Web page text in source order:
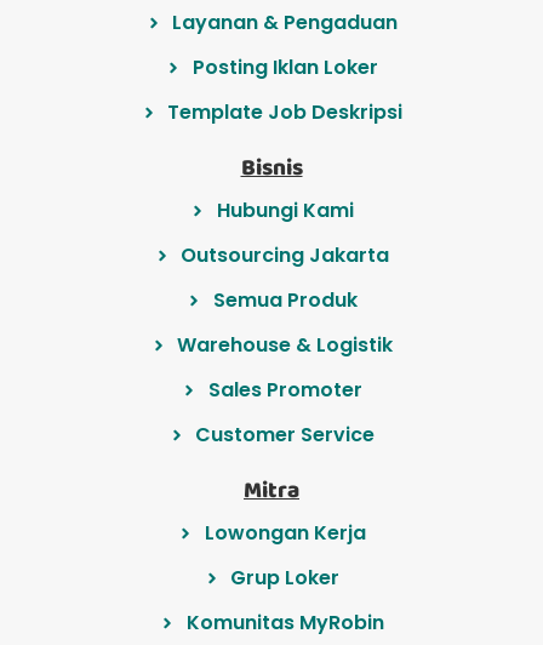
Layanan & Pengaduan
Posting Iklan Loker
Template Job Deskripsi
Bisnis
Hubungi Kami
Outsourcing Jakarta
Semua Produk
Warehouse & Logistik
Sales Promoter
Customer Service
Mitra
Lowongan Kerja
Grup Loker
Komunitas MyRobin